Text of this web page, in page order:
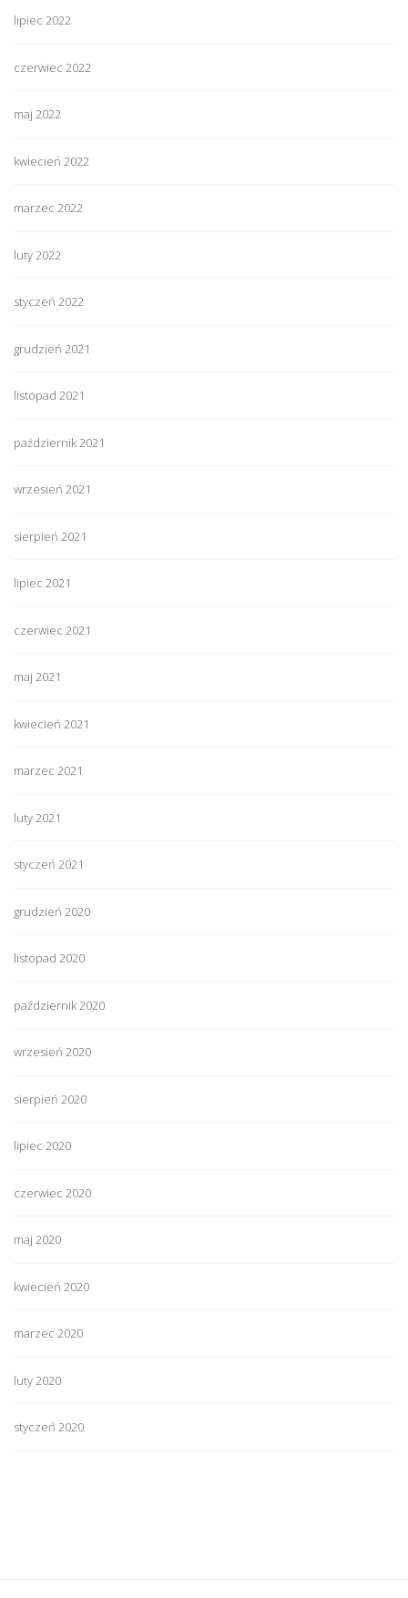
lipiec 2022
czerwiec 2022
maj 2022
kwiecień 2022
marzec 2022
luty 2022
styczeń 2022
grudzień 2021
listopad 2021
październik 2021
wrzesień 2021
sierpień 2021
lipiec 2021
czerwiec 2021
maj 2021
kwiecień 2021
marzec 2021
luty 2021
styczeń 2021
grudzień 2020
listopad 2020
październik 2020
wrzesień 2020
sierpień 2020
lipiec 2020
czerwiec 2020
maj 2020
kwiecień 2020
marzec 2020
luty 2020
styczeń 2020